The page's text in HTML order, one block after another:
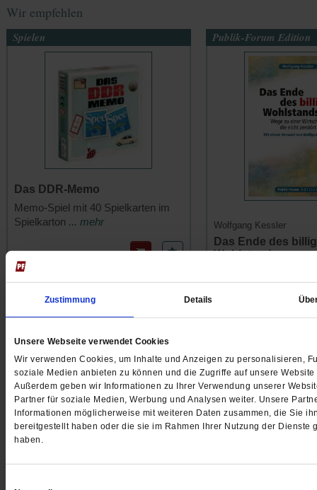
Zustimmung Details
Unsere Webseite verwendet Cookies
Wir verwenden Cookies, um Inhalte und Anzeigen zu personalisieren,
soziale Medien anbieten zu können und die Zugriffe auf unsere
Außerdem geben wir Informationen zu Ihrer Verwendung unserer
Partner für soziale Medien, Werbung und Analysen weiter. Unsere
Informationen möglicherweise mit weiteren Daten zusammen, die Sie
bereitgestellt haben oder die sie im Rahmen Ihrer Nutzung der Dienste
haben.
Wir empfehlen
Spielen
Das DDR-Memo
Memo-Spiel mit 40 Spielkarten im
Spielkarton ... mehr
Publik-Forum Edition
Wolfgang Kessler
Das Ende des
Wohlstands
zerstört... mehr
22.90
/
16.00 €
Eugen Drewermann